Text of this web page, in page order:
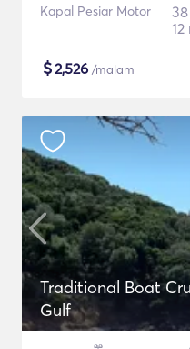
Kapal Pesiar Motor
12
$2,526 /malam
Traditional Boat
Gulf